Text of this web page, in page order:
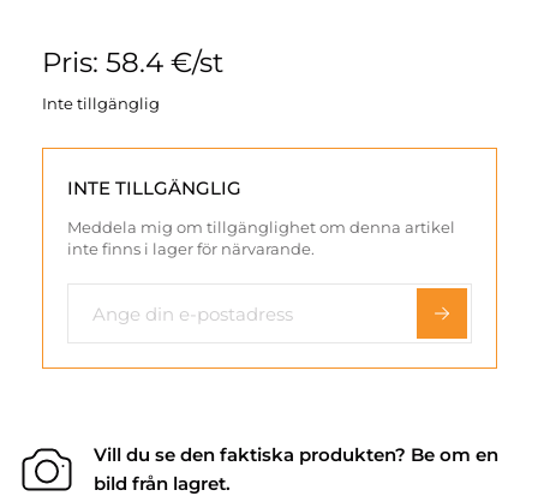
Pris: 58.4 €/st
Inte tillgänglig
INTE TILLGÄNGLIG
Meddela mig om tillgänglighet om denna artikel
inte finns i lager för närvarande.
Vill du se den faktiska produkten? Be om en
bild från lagret.